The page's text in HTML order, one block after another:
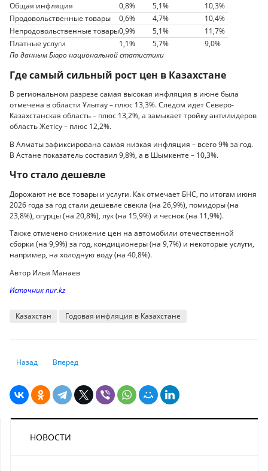
Общая инфляция
0,8% 5,1%
10,3%
Продовольственные товары
0,6% 4,7%
10,4%
Непродовольственные товары0,9% 5,1%
11,7%
Платные услуги
1,1% 5,7%
9,0%
По данным Бюро национальной статистики
Где самый сильный рост цен в Казахстане
В региональном разрезе самая высокая инфляция в июне была
отмечена в области Ұлытау – плюс 13,3%. Следом идет Северо-
Казахстанская область – плюс 13,2%, а замыкает тройку антилидеров
область Жетісу – плюс 12,2%.
В Алматы зафиксирована самая низкая инфляция – всего 9% за год.
В Астане показатель составил 9,8%, а в Шымкенте – 10,3%.
Что стало дешевле
Дорожают не все товары и услуги. Как отмечает БНС, по итогам июня
2026 года за год стали дешевле свекла (на 26,9%), помидоры (на
23,8%), огурцы (на 20,8%), лук (на 15,9%) и чеснок (на 11,9%).
Также отмечено снижение цен на автомобили отечественной
сборки (на 9,9%) за год, кондиционеры (на 9,7%) и некоторые услуги,
например, на холодную воду (на 40,8%).
Автор Илья Манаев
Источник nur.kz
Казахстан Годовая инфляция в Казахстане
Предыдущий: "Сделай за двоих". Что изменилось для работников,
Назад Следующий: Работают ли денежные аффирмации
Вперед
НОВОСТИ